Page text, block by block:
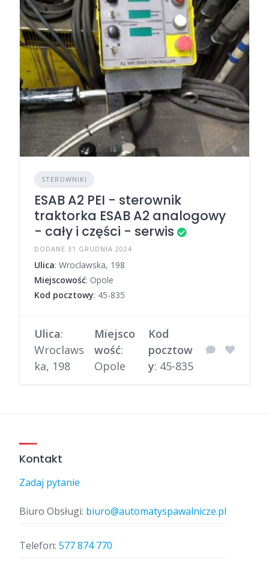
STEROWNIKI
ESAB A2 PEI - sterownik
traktorka ESAB A2 analogowy
- cały i części - serwis
DODANE 31 GRUDNIA 2024
Ulica: Wroclawska, 198
Miejscowość: Opole
Kod pocztowy: 45-835
Ulica:
Wroclaws
ka, 198
Miejsco
wość:
Opole
Kod
pocztow
y: 45-835
Kontakt
Zadaj pytanie
Biuro Obsługi: biuro@automatyspawalnicze.pl
Telefon: 577 874 770